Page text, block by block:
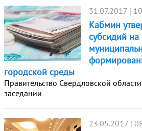
31.07.2017 |
Кабмин
субсидий
городской среды
Правительство Свердловской
заседании
23.05.2017 |